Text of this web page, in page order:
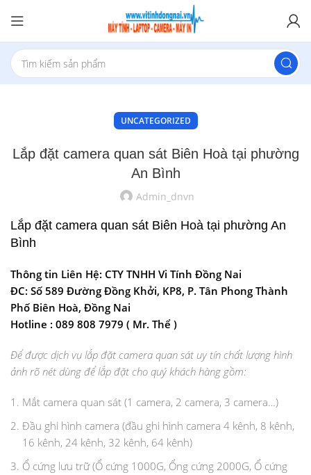
UNCATEGORIZED
Lắp đặt camera quan sát Biên Hoà tại phường
An Bình
Admin_dnvn
Lắp đặt camera quan sát Biên Hoà tại phường An
Bình
Thông tin Liên Hệ: CTY TNHH Vi Tính Đồng Nai
ĐC: Số 589 Đường Đồng Khởi, KP8, P. Tân Phong Thành
Phố Biên Hoà, Đồng Nai
Hotline : 089 808 7979 ( Mr. Thể )
Để được dịch vụ lắp đặt camera quan sát uy tín chất lượng hình
ảnh rõ nét dùng để lắp đặt cho quý khách hàng gồm:
Mắt camera quan sát (1 camera, 2 camera, 3 camera…)
Đầu ghi hình camera (đầu ghi hình camera 4 kênh, 8 kênh,
16 kênh, 24 kênh, 32 kênh, 64 kênh)
Ổ cứng lưu trữ (Ổ cứng 1000G, Ổng cứng 2000G, Ổ cứng